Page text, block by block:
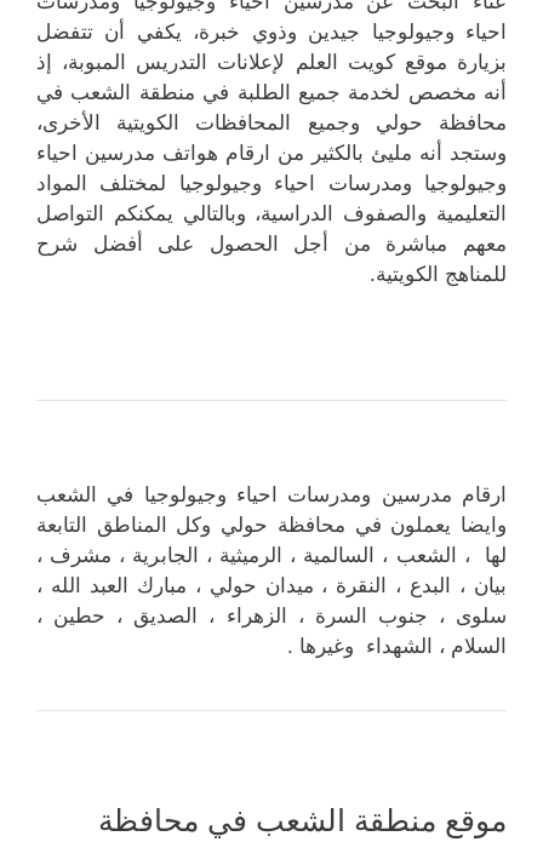
احياء وجيولوجيا جيدين وذوي خبرة، يكفي أن تتفضل
بزيارة موقع كويت العلم لإعلانات التدريس المبوبة، إذ
أنه مخصص لخدمة جميع الطلبة في منطقة الشعب في
محافظة حولي وجميع المحافظات الكويتية الأخرى،
وستجد أنه مليئ بالكثير من ارقام هواتف مدرسين احياء
وجيولوجيا ومدرسات احياء وجيولوجيا لمختلف المواد
التعليمية والصفوف الدراسية، وبالتالي يمكنكم التواصل
معهم مباشرة من أجل الحصول على أفضل شرح
للمناهج الكويتية.
ارقام مدرسين ومدرسات احياء وجيولوجيا في الشعب
وايضا يعملون في محافظة حولي وكل المناطق التابعة
لها ، الشعب ، السالمية ، الرميثية ، الجابرية ، مشرف ،
بيان ، البدع ، النقرة ، ميدان حولي ، مبارك العبد الله ،
سلوى ، جنوب السرة ، الزهراء ، الصديق ، حطين ،
السلام ، الشهداء وغيرها .
موقع منطقة الشعب في محافظة